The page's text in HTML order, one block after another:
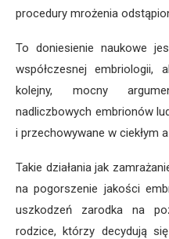
procedury mrożenia
To doniesienie naukowe
współczesnej
kolejny, mocny
nadliczbowych embrionów
i przechowywane w ciekłym
Takie działania jak
na pogorszenie jakości
uszkodzeń zarodka na
rodzice, którzy decydują